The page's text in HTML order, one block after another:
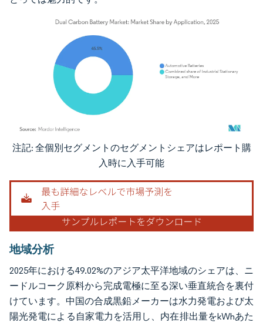
画像 © Mordor Intelligence。再利用にはCC BY 4.0の表示が必要です。
注記: 全個別セグメントのセグメントシェアはレポート購
入時に入手可能
地域分析
2025年における49.02%のアジア太平洋地域のシェアは、ニ
ードルコーク原料から完成電極に至る深い垂直統合を裏付
けています。中国の合成黒鉛メーカーは水力発電および太
陽光発電による自家電力を活用し、内在排出量をkWhあた